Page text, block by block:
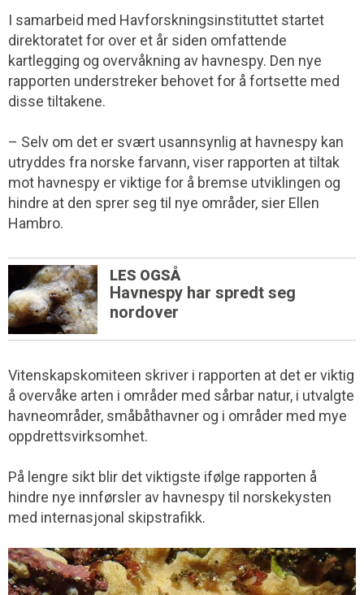
I samarbeid med Havforskningsinstituttet startet
direktoratet for over et år siden omfattende
kartlegging og overvåkning av havnespy. Den nye
rapporten understreker behovet for å fortsette med
disse tiltakene.
– Selv om det er svært usannsynlig at havnespy kan
utryddes fra norske farvann, viser rapporten at tiltak
mot havnespy er viktige for å bremse utviklingen og
hindre at den sprer seg til nye områder, sier Ellen
Hambro.
LES OGSÅ
Havnespy har spredt seg
nordover
Vitenskapskomiteen skriver i rapporten at det er viktig
å overvåke arten i områder med sårbar natur, i utvalgte
havneområder, småbåthavner og i områder med mye
oppdrettsvirksomhet.
På lengre sikt blir det viktigste ifølge rapporten å
hindre nye innførsler av havnespy til norskekysten
med internasjonal skipstrafikk.